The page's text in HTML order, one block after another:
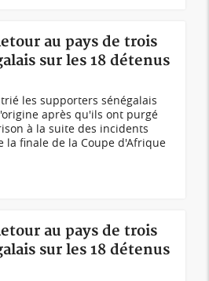
au pays de trois
sur les 18 détenus
les supporters sénégalais
après qu'ils ont purgé
à la suite des incidents
la finale de la Coupe d'Afrique
au pays de trois
sur les 18 détenus